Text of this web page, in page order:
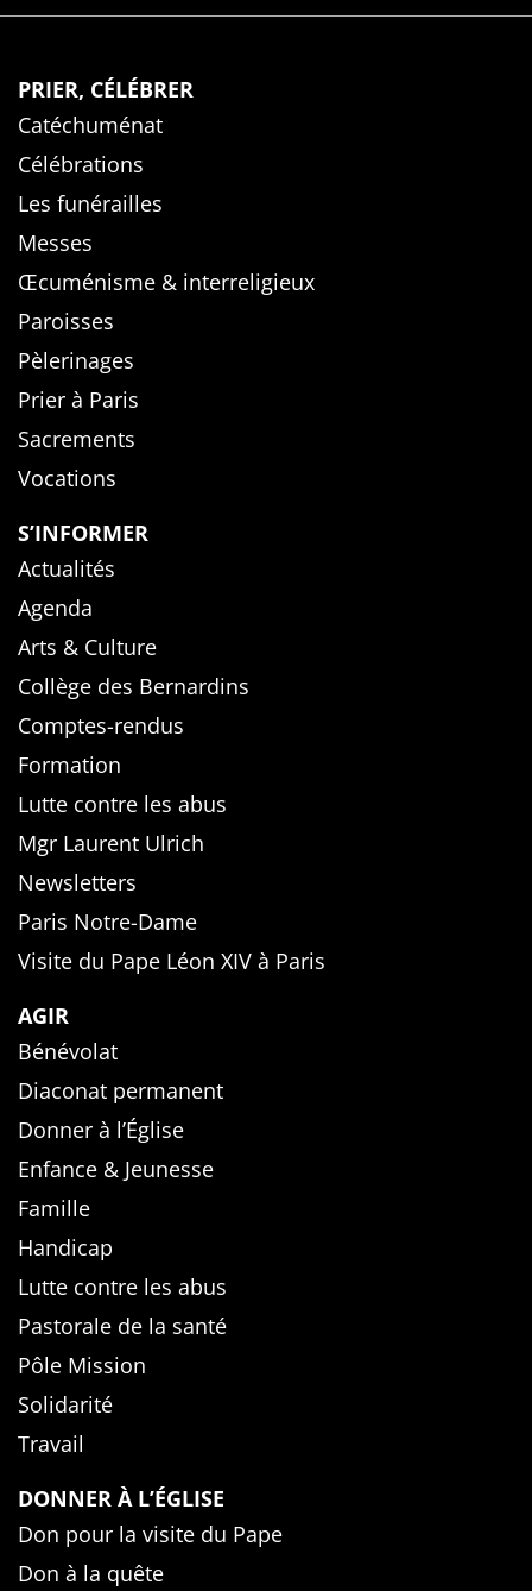
PRIER, CÉLÉBRER
Catéchuménat
Célébrations
Les funérailles
Messes
Œcuménisme & interreligieux
Paroisses
Pèlerinages
Prier à Paris
Sacrements
Vocations
S’INFORMER
Actualités
Agenda
Arts & Culture
Collège des Bernardins
Comptes-rendus
Formation
Lutte contre les abus
Mgr Laurent Ulrich
Newsletters
Paris Notre-Dame
Visite du Pape Léon XIV à Paris
AGIR
Bénévolat
Diaconat permanent
Donner à l’Église
Enfance & Jeunesse
Famille
Handicap
Lutte contre les abus
Pastorale de la santé
Pôle Mission
Solidarité
Travail
DONNER À L’ÉGLISE
Don pour la visite du Pape
Don à la quête